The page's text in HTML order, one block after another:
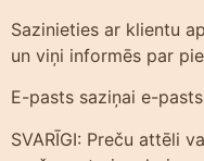
Sazinieties ar klientu
un viņi informēs par
E-pasts saziņai e-
SVARĪGI: Preču attēli